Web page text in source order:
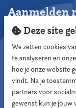
Aanmelden
Aanmelden
Volg ons
Deze site
We zetten cookies
te analyseren en
hoe je onze website
vindt. Na je
partners voor
gewenst kun je jouw